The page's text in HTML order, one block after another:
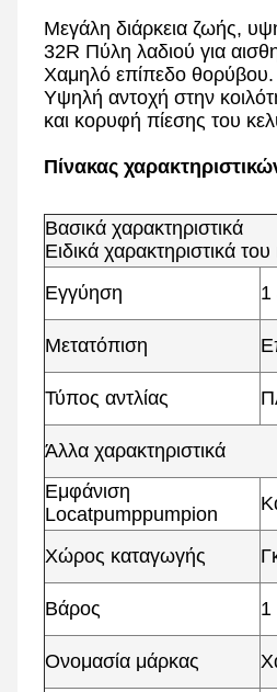
Μεγάλη διάρκεια ζωής,
32R Πύλη λαδιού για
Χαμηλό επίπεδο
Υψηλή αντοχή στην
και κορυφή πίεσης του
Πίνακας
Βασικά χαρακτηριστικά
Ειδικά χαρακτηριστικά
Εγγύηση
1
Μετατόπιση
Τύπος αντλίας
Άλλα χαρακτηριστικά
Εμφάνιση
Locatpumppumpion
Χώρος καταγωγής
Βάρος 1
Ονομασία μάρκας